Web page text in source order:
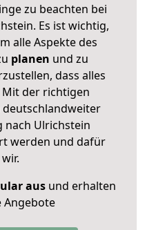
zu beachten bei
Es ist wichtig,
alle Aspekte des
planen und zu
dass alles
der richtigen
nach Ulrichstein
werden und dafür
ausund erhalten
Angebote